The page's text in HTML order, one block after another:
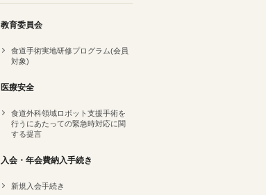
教育委員会
食道手術実地研修プログラム(会員
対象)
医療安全
食道外科領域ロボット支援手術を
行うにあたっての緊急時対応に関
する提言
入会・年会費納入手続き
新規入会手続き